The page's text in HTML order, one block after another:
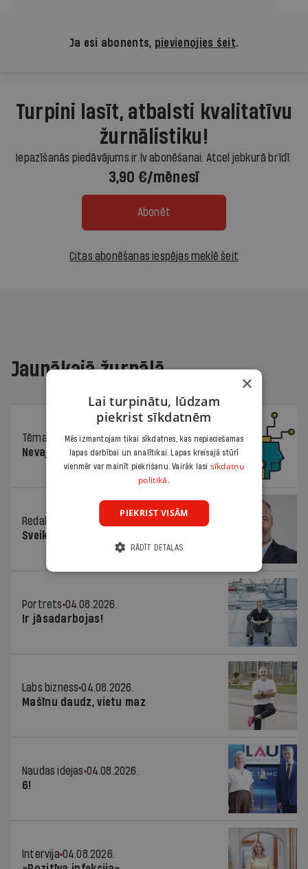
Ja esi abonents, pievienojies šeit.
Turpini lasīt, atbalsti kvalitatīvu
žurnālistiku!
Iepazīšanās piedāvājums ir.lv abonēšanai. Atcel jebkurā brīdī.
3,90 €/mēnesī
Abonēt
Citas abonēšanas iespējas meklē šeit
Jaunākajā žurnālā
Tēma
04.08.2026.
Nevajag baidīties!
Redaktora sleja
04.08.2026.
Sveika un sveiks!
Portrets 04.08.2026.
Ir jāsadarbojas!
Labs bizness 04.08.2026.
Mašīnu daudz, vietu maz
Naudas idejas 04.08.2026.
6!
Intervija 04.08.2026.
×
Lai turpinātu, lūdzam
piekrist sīkdatnēm
Mēs izmantojam tikai sīkdatnes, kas nepieciešamas
lapas darbībai un analītikai. Lapas kreisajā stūrī
vienmēr var mainīt piekrišanu. Vairāk lasi sīkdatņu
politikā.
PIEKRIST VISĀM
RĀDĪT DETAĻAS